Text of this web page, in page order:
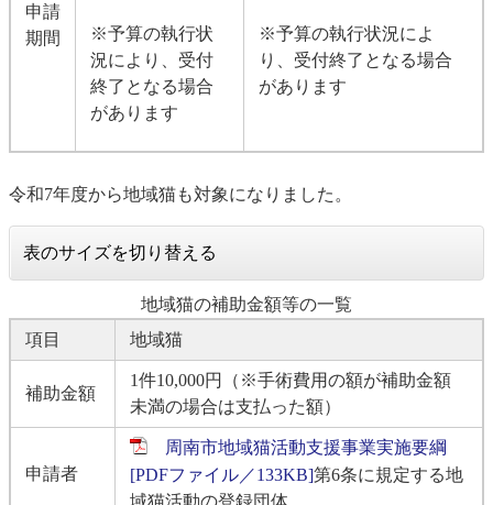
申請
期間
※予算の執行状
況により、受付
終了となる場合
があります
※予算の執行状況によ
り、受付終了となる場合
があります
令和7年度から地域猫も対象になりました。
表のサイズを切り替える
地域猫の補助金額等の一覧
項目
地域猫
補助金額
1件10,000円（※手術費用の額が補助金額
未満の場合は支払った額）
申請者
周南市地域猫活動支援事業実施要綱
[PDFファイル／133KB]第6条に規定する地
域猫活動の登録団体